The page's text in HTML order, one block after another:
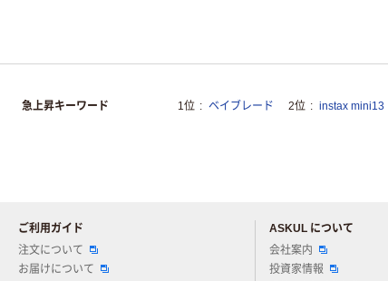
急上昇キーワード 1位 ベイブレード 2位 instax mini13
ご利用ガイド
注文について
お届けについて
ASKUL について
会社案内
投資家情報